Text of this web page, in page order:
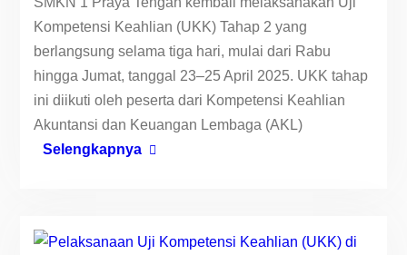
Kompetensi Keahlian (UKK) Tahap 2 yang
berlangsung selama tiga hari, mulai dari Rabu
hingga Jumat, tanggal 23–25 April 2025. UKK tahap
ini diikuti oleh peserta dari Kompetensi Keahlian
Akuntansi dan Keuangan Lembaga (AKL)
Selengkapnya